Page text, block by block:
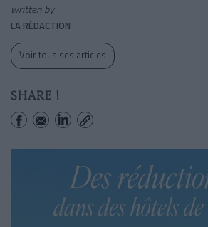
written by
LA RÉDACTION
Voir tous ses articles
SHARE !